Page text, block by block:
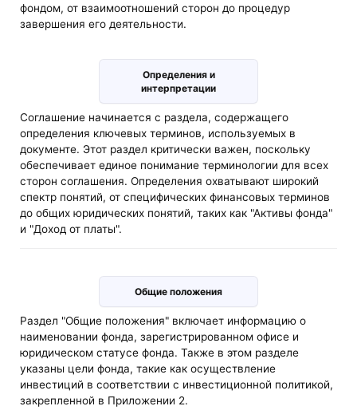
фондом, от взаимоотношений сторон до процедур
завершения его деятельности.
Определения и
интерпретации
Соглашение начинается с раздела, содержащего
определения ключевых терминов, используемых в
документе. Этот раздел критически важен, поскольку
обеспечивает единое понимание терминологии для всех
сторон соглашения. Определения охватывают широкий
спектр понятий, от специфических финансовых терминов
до общих юридических понятий, таких как "Активы фонда"
и "Доход от платы".
Общие положения
Раздел "Общие положения" включает информацию о
наименовании фонда, зарегистрированном офисе и
юридическом статусе фонда. Также в этом разделе
указаны цели фонда, такие как осуществление
инвестиций в соответствии с инвестиционной политикой,
закрепленной в Приложении 2.